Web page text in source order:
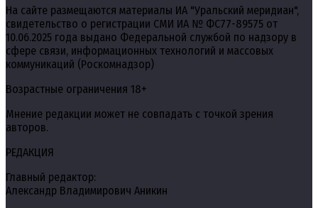
На сайте размещаются материалы ИА "Уральский меридиан",
свидетельство о регистрации СМИ ИА № ФС77-89575 от
10.06.2025 года выдано Федеральной службой по надзору в
сфере связи, информационных технологий и массовых
коммуникаций (Роскомнадзор)
Возрастные ограничения 18+
Мнение редакции может не совпадать с точкой зрения
авторов.
РЕДАКЦИЯ
Главный редактор:
Александр Владимирович Аникин